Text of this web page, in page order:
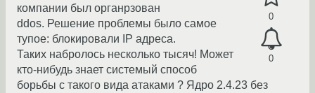
0
0
компании был органрзован
ddos. Решение проблемы было самое
тупое: блокировали IP адреса.
Таких набролось несколько тысяч! Может
кто-нибудь знает системый способ
борьбы с такого вида атаками ? Ядро 2.4.23 без